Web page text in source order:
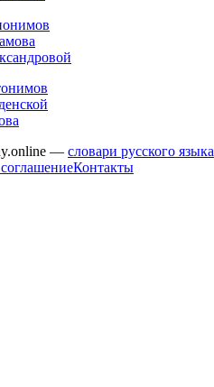
— словари русского языка
Контакты